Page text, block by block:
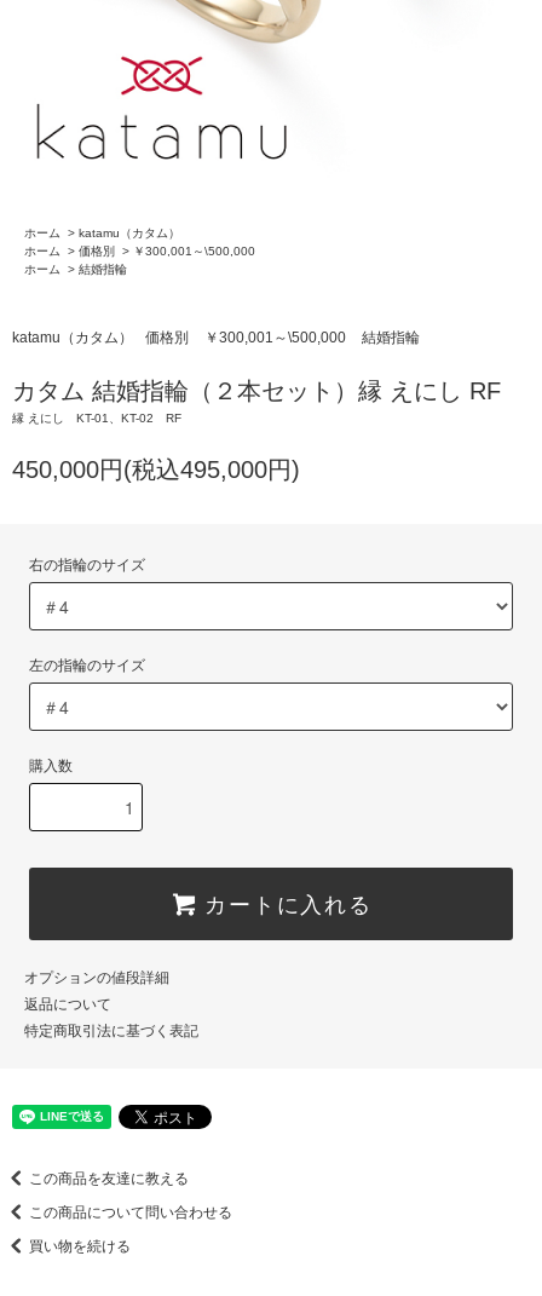
ホーム > katamu（カタム）
ホーム
> 価格別 > ￥300,001～\500,000
ホーム
> 結婚指輪
katamu（カタム） 価格別 ￥300,001～\500,000 結婚指輪
カタム 結婚指輪（２本セット）縁 えにし RF
縁 えにし KT-01、KT-02 RF
450,000円(税込495,000円)
右の指輪のサイズ
左の指輪のサイズ
購入数
カートに入れる
オプションの値段詳細
返品について
特定商取引法に基づく表記
この商品を友達に教える
この商品について問い合わせる
買い物を続ける